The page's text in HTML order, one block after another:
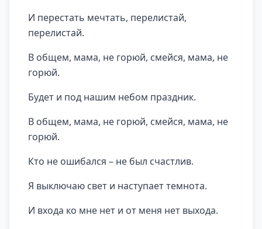
И перестать мечтать, перелистай,
перелистай.
В общем, мама, не горюй, смейся, мама, не
горюй.
Будет и под нашим небом праздник.
В общем, мама, не горюй, смейся, мама, не
горюй.
Кто не ошибался – не был счастлив.
Я выключаю свет и наступает темнота.
И входа ко мне нет и от меня нет выхода.